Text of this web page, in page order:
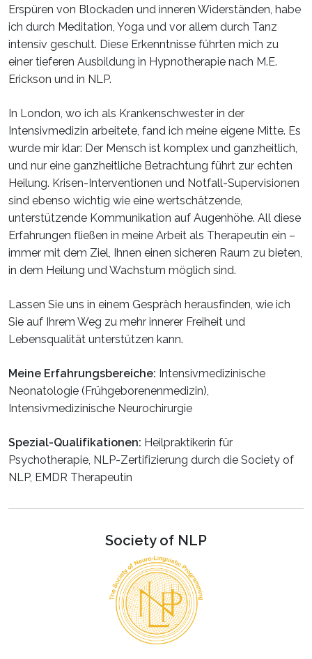
Erspüren von Blockaden und inneren Widerständen, habe
ich durch Meditation, Yoga und vor allem durch Tanz
intensiv geschult. Diese Erkenntnisse führten mich zu
einer tieferen Ausbildung in Hypnotherapie nach M.E.
Erickson und in NLP.
In London, wo ich als Krankenschwester in der
Intensivmedizin arbeitete, fand ich meine eigene Mitte. Es
wurde mir klar: Der Mensch ist komplex und ganzheitlich,
und nur eine ganzheitliche Betrachtung führt zur echten
Heilung. Krisen-Interventionen und Notfall-Supervisionen
sind ebenso wichtig wie eine wertschätzende,
unterstützende Kommunikation auf Augenhöhe. All diese
Erfahrungen fließen in meine Arbeit als Therapeutin ein –
immer mit dem Ziel, Ihnen einen sicheren Raum zu bieten,
in dem Heilung und Wachstum möglich sind.
Lassen Sie uns in einem Gespräch herausfinden, wie ich
Sie auf Ihrem Weg zu mehr innerer Freiheit und
Lebensqualität unterstützen kann.
Meine Erfahrungsbereiche: Intensivmedizinische
Neonatologie (Frühgeborenenmedizin),
Intensivmedizinische Neurochirurgie
Spezial-Qualifikationen: Heilpraktikerin für
Psychotherapie, NLP-Zertifizierung durch die Society of
NLP, EMDR Therapeutin
Society of NLP